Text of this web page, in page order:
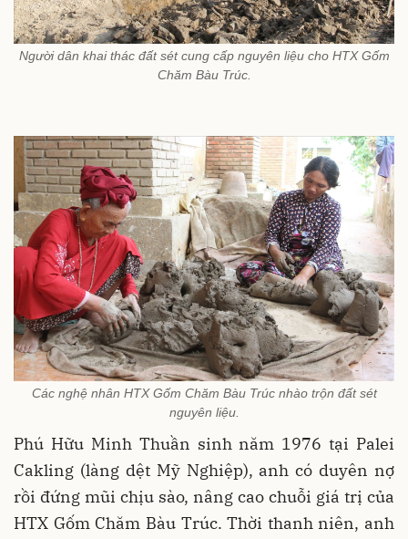
Người dân khai thác đất sét cung cấp nguyên liệu cho HTX Gốm
Chăm Bàu Trúc.
Các nghệ nhân HTX Gốm Chăm Bàu Trúc nhào trộn đất sét
nguyên liệu.
Phú Hữu Minh Thuần sinh năm 1976 tại Palei
Cakling (làng dệt Mỹ Nghiệp), anh có duyên nợ
rồi đứng mũi chịu sào, nâng cao chuỗi giá trị của
HTX Gốm Chăm Bàu Trúc. Thời thanh niên, anh